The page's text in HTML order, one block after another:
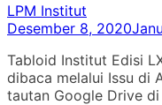
LPM Institut
Desember 8, 2020
Tabloid Institut Edisi
dibaca melalui Issu di
tautan Google Drive di